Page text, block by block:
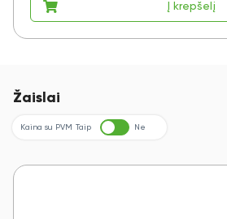
Į krepšelį
Žaislai
Kaina su PVM Taip Ne